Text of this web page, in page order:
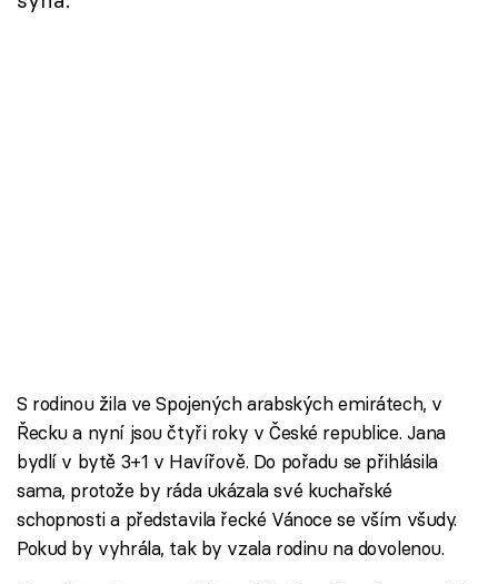
S rodinou žila ve Spojených arabských emirátech, v
Řecku a nyní jsou čtyři roky v České republice. Jana
bydlí v bytě 3+1 v Havířově. Do pořadu se přihlásila
sama, protože by ráda ukázala své kuchařské
schopnosti a představila řecké Vánoce se vším všudy.
Pokud by vyhrála, tak by vzala rodinu na dovolenou.